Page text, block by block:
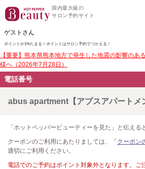
国内最大級の
サロン予約サイト
ゲストさん
ポイントが1%たまる！ ポイントはサロン予約でつかえる！
【重要】熊本県熊本地方で発生した地震の影響のあ
様へ（2026年7月28日）
電話番号
abus apartment【アブスアパートメ
「ホットペッパービューティーを見た」と伝える
クーポンのご利用にあたりましては、「 クーポン
適切にご利用ください。
電話でのご予約はポイント対象外となります。ご